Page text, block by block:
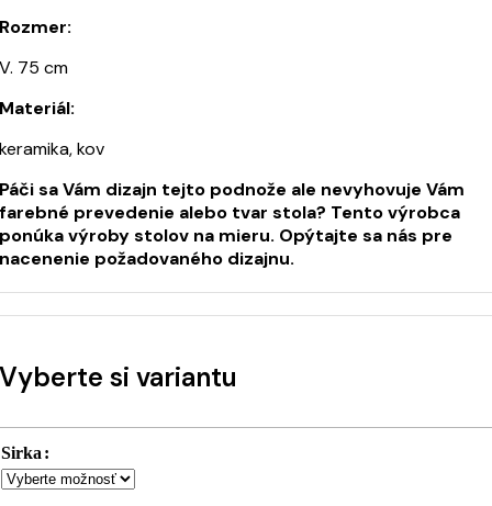
Rozmer:
V. 75 cm
Materiál:
keramika, kov
Páči sa Vám dizajn tejto podnože ale nevyhovuje Vám
farebné prevedenie alebo tvar stola? Tento výrobca
ponúka výroby stolov na mieru. Opýtajte sa nás pre
nacenenie požadovaného dizajnu.
Vyberte si variantu
Sirka